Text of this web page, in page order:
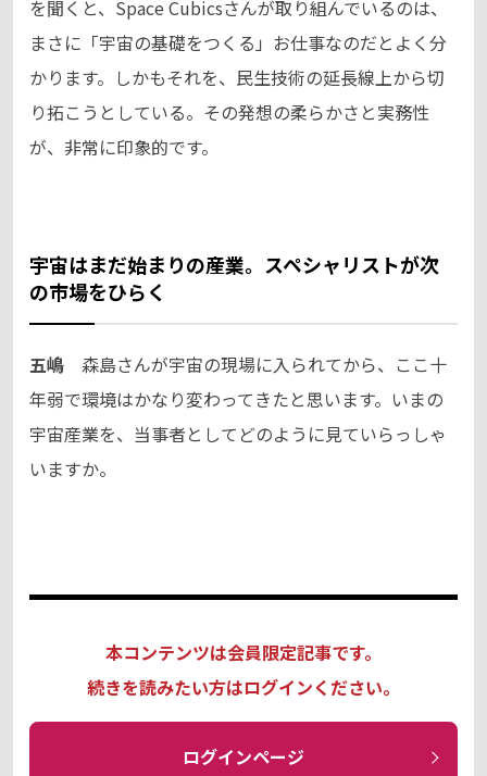
を聞くと、Space Cubicsさんが取り組んでいるのは、
まさに「宇宙の基礎をつくる」お仕事なのだとよく分
かります。しかもそれを、民生技術の延長線上から切
り拓こうとしている。その発想の柔らかさと実務性
が、非常に印象的です。
宇宙はまだ始まりの産業。スペシャリストが次
の市場をひらく
五嶋 森島さんが宇宙の現場に入られてから、ここ十
年弱で環境はかなり変わってきたと思います。いまの
宇宙産業を、当事者としてどのように見ていらっしゃ
いますか。
本コンテンツは会員限定記事です。
続きを読みたい方はログインください。
ログインページ